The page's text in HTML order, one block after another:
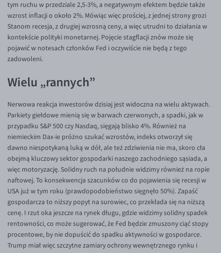
RON/PLN
SGD/PLN
TRY/PLN
ZAR/PLN
EUR/GBP
EUR/CHF
EUR/CZK
EUR/DKK
EUR/NOK
EUR/SEK
EUR/AUD
EUR/BGN
EUR/CAD
EUR/CNY
EUR/HKD
tym ruchu w przedziale 2,5-3%, a negatywnym efektem będzie także
wzrost inflacji o około 2%. Mówiąc więc prościej, z jednej strony grozi
Stanom recesja, z drugiej wzrosną ceny, a więc utrudni to działania w
kontekście polityki monetarnej. Pojęcie stagflacji znów może się
pojawić w notesach członków Fed i oczywiście nie będą z tego
zadowoleni.
Wielu „rannych”
Nerwowa reakcja inwestorów dzisiaj jest widoczna na wielu aktywach.
Parkiety giełdowe mienią się w barwach czerwonych, a spadki, jak w
przypadku S&P 500 czy Nasdaq, sięgają blisko 4%. Również na
niemieckim Dax-ie próżno szukać wzrostów, indeks otworzył się
dawno niespotykaną luką w dół, ale też zdziwienia nie ma, skoro cła
obejmą kluczowy sektor gospodarki naszego zachodniego sąsiada, a
więc motoryzację. Solidny ruch na południe widzimy również na ropie
naftowej. To konsekwencja szacunków co do pojawienia się recesji w
USA już w tym roku (prawdopodobieństwo sięgnęło 50%). Zapaść
gospodarcza to niższy popyt na surowiec, co przekłada się na niższą
cenę. I rzut oka jeszcze na rynek długu, gdzie widzimy solidny spadek
rentowności, co może sugerować, że Fed będzie zmuszony ciąć stopy
procentowe, by nie dopuścić do spadku aktywności w gospodarce.
Trump miał więc szczytne zamiary ochrony wewnętrznego rynku i